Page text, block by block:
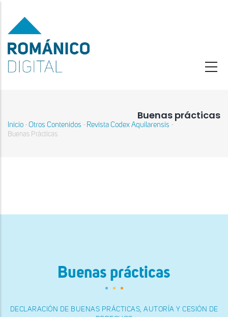
contenido
principal
Buenas prácticas
Sobrescribir
la
Inicio - Otros Contenidos - Revista Codex Aquilarensis -
Buenas Prácticas
Buenas prácticas
DECLARACIÓN DE BUENAS PRÁCTICAS, AUTORÍA Y CESIÓN DE